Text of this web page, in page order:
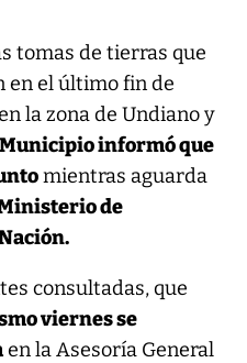
tomas de tierras que
en el último fin de
la zona de Undiano y
Municipio informó que
mientras aguarda
de
consultadas, que
viernes se
en la Asesoría General